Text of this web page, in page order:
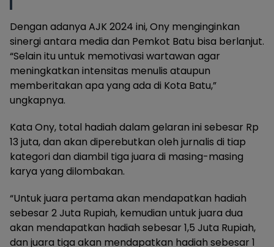
Dengan adanya AJK 2024 ini, Ony menginginkan
sinergi antara media dan Pemkot Batu bisa berlanjut.
“Selain itu untuk memotivasi wartawan agar
meningkatkan intensitas menulis ataupun
memberitakan apa yang ada di Kota Batu,”
ungkapnya.
Kata Ony, total hadiah dalam gelaran ini sebesar Rp
13 juta, dan akan diperebutkan oleh jurnalis di tiap
kategori dan diambil tiga juara di masing-masing
karya yang dilombakan.
“Untuk juara pertama akan mendapatkan hadiah
sebesar 2 Juta Rupiah, kemudian untuk juara dua
akan mendapatkan hadiah sebesar 1,5 Juta Rupiah,
dan juara tiga akan mendapatkan hadiah sebesar 1